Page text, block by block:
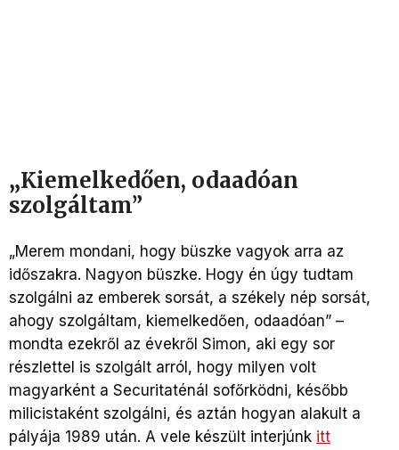
„Kiemelkedően, odaadóan
szolgáltam”
„Merem mondani, hogy büszke vagyok arra az
időszakra. Nagyon büszke. Hogy én úgy tudtam
szolgálni az emberek sorsát, a székely nép sorsát,
ahogy szolgáltam, kiemelkedően, odaadóan” –
mondta ezekről az évekről Simon, aki egy sor
részlettel is szolgált arról, hogy milyen volt
magyarként a Securitaténál sofőrködni, később
milicistaként szolgálni, és aztán hogyan alakult a
pályája 1989 után. A vele készült interjúnk itt